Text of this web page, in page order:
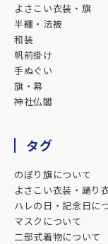
今回はありがとう
想像以上の完成度
また機会があれば
★★★★★
2025.06.03
迫力、仕上がりの
★★★★★
2025.05.30
飲食店を営んでお
願いしました。
よさこい衣装・旗
半纏・法被
和装
帆前掛け
手ぬぐい
旗・幕
神社仏閣
タグ
のぼり旗について
よさこい衣装・踊り
ハレの日・記念日に
マスクについて
二部式着物について